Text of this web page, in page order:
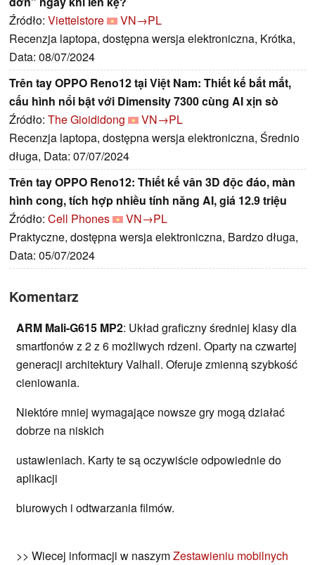
Źródło: Viettelstore
VN→PL
Recenzja laptopa, dostępna wersja elektroniczna, Krótka,
Data: 08/07/2024
Trên tay OPPO Reno12 tại Việt Nam: Thiết kế bắt mắt,
cấu hình nổi bật với Dimensity 7300 cùng AI xịn sò
Źródło: The Gioididong
VN→PL
Recenzja laptopa, dostępna wersja elektroniczna, Średnio
długa, Data: 07/07/2024
Trên tay OPPO Reno12: Thiết kế vân 3D độc đáo, màn
hình cong, tích hợp nhiều tính năng AI, giá 12.9 triệu
Źródło: Cell Phones
VN→PL
Praktyczne, dostępna wersja elektroniczna, Bardzo długa,
Data: 05/07/2024
Komentarz
ARM Mali-G615 MP2: Układ graficzny średniej klasy dla
smartfonów z 2 z 6 możliwych rdzeni. Oparty na czwartej
generacji architektury Valhall. Oferuje zmienną szybkość
cieniowania.
Niektóre mniej wymagające nowsze gry mogą działać
dobrze na niskich
ustawieniach. Karty te są oczywiście odpowiednie do
aplikacji
biurowych i odtwarzania filmów.
>> Wiecej informacji w naszymZestawieniu mobilnych